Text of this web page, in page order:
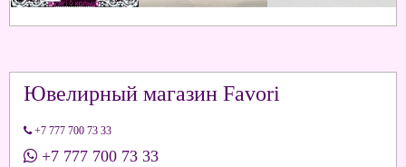
Ювелирный магазин Favori
+7 777 700 73 33
+7 777 700 73 33